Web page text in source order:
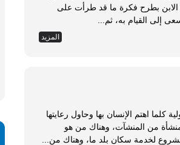
الابن بطرح فكرة ما قد طرأت على
إلى القيام به، ثم...
المزيد
اهتم الإنسان بها وحاول رعايتها
من المنشآت، وهناك من هو
لخدمة سكان بلد ما، وهناك من...